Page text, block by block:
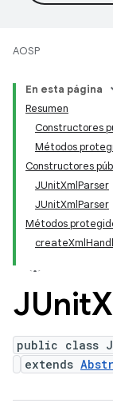
AOSP
En esta página
Resumen
Constructores
Métodos
Constructores
JUnitXmlParser
JUnitXmlParser
Métodos
JUnit
public class
extends